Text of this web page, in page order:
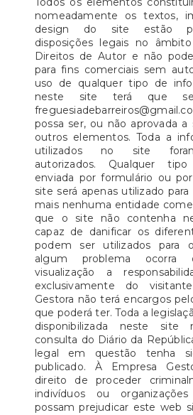
nomeadamente os textos,
design do site estão
disposições legais no
Direitos de Autor e não
para fins comerciais sem
uso de qualquer tipo de
neste site terá que
possa ser, ou não aprovada
outros elementos. Toda a
utilizados no site
autorizados. Qualquer
enviada por formulário ou
site será apenas utilizado
mais nenhuma entidade
que o site não contenha
capaz de danificar os
podem ser utilizados para
algum problema ocorra
visualização a
exclusivamente do
Gestora não terá encargos
que poderá ter. Toda a
disponibilizada neste site
consulta do Diário da
legal em questão tenha
publicado. À Empresa
direito de proceder
indivíduos ou
possam prejudicar este web